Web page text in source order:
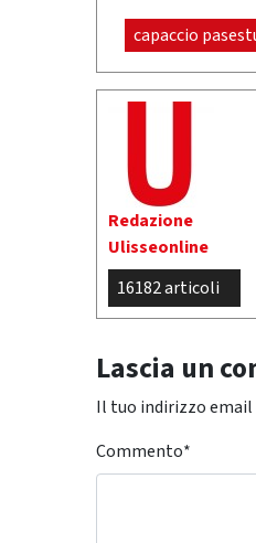
capaccio
Redazione
Ulisseonline
16182 articoli
Lascia un
Il tuo indirizzo
Commento*